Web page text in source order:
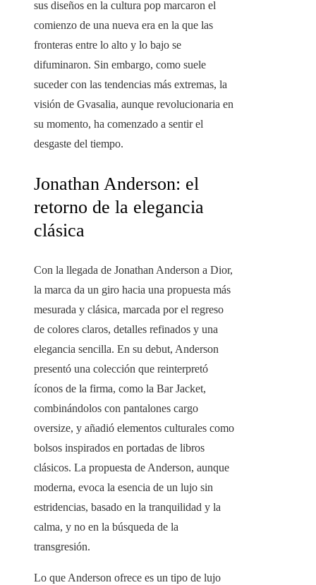
sus diseños en la cultura pop marcaron el
comienzo de una nueva era en la que las
fronteras entre lo alto y lo bajo se
difuminaron. Sin embargo, como suele
suceder con las tendencias más extremas, la
visión de Gvasalia, aunque revolucionaria en
su momento, ha comenzado a sentir el
desgaste del tiempo.
Jonathan Anderson: el
retorno de la elegancia
clásica
Con la llegada de Jonathan Anderson a Dior,
la marca da un giro hacia una propuesta más
mesurada y clásica, marcada por el regreso
de colores claros, detalles refinados y una
elegancia sencilla. En su debut, Anderson
presentó una colección que reinterpretó
íconos de la firma, como la Bar Jacket,
combinándolos con pantalones cargo
oversize, y añadió elementos culturales como
bolsos inspirados en portadas de libros
clásicos. La propuesta de Anderson, aunque
moderna, evoca la esencia de un lujo sin
estridencias, basado en la tranquilidad y la
calma, y no en la búsqueda de la
transgresión.
Lo que Anderson ofrece es un tipo de lujo